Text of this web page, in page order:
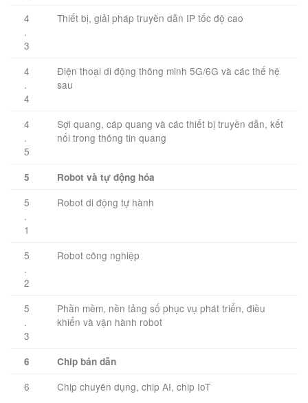
4
.
3
Thiết bị, giải pháp truyền dẫn IP tốc độ cao
4
.
4
Điện thoại di động thông minh 5G/6G và các thế hệ
sau
4
.
5
Sợi quang, cáp quang và các thiết bị truyền dẫn, kết
nối trong thông tin quang
5 Robot và tự động hóa
5
.
1
Robot di động tự hành
5
.
2
Robot công nghiệp
5
.
3
Phần mềm, nền tảng số phục vụ phát triển, điều
khiển và vận hành robot
6 Chip bán dẫn
6
Chip chuyên dụng, chip AI, chip IoT